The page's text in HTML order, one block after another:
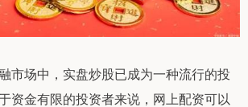
市场中，实盘炒股已成为一种流行的投
资金有限的投资者来说，网上配资可以